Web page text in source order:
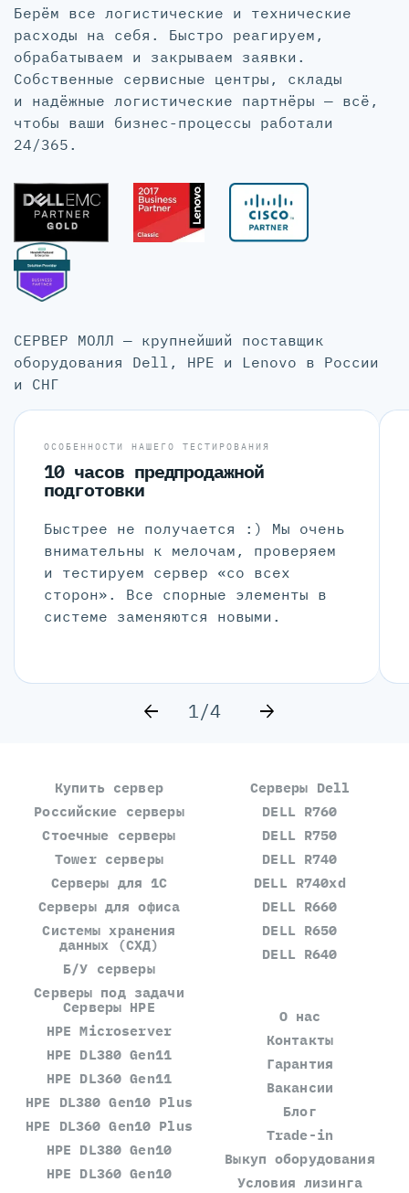
Берём все логистические и технические
расходы на себя. Быстро реагируем,
обрабатываем и закрываем заявки.
Собственные сервисные центры, склады
и надёжные логистические партнёры — всё,
чтобы ваши бизнес-процессы работали
24/365.
СЕРВЕР МОЛЛ — крупнейший поставщик
оборудования Dell, HPE и Lenovo в России
и СНГ
ОСОБЕННОСТИ НАШЕГО ТЕСТИРОВАНИЯ
10 часов предпродажной
подготовки
Быстрее не получается :) Мы очень
внимательны к мелочам, проверяем
и тестируем сервер «со всех
сторон». Все спорные элементы в
системе заменяются новыми.
1/4
Купить сервер
Российские серверы
Стоечные серверы
Tower серверы
Серверы для 1С
Серверы для офиса
Системы хранения
данных (СХД)
Б/У серверы
Серверы под задачи
Серверы Dell
DELL R760
DELL R750
DELL R740
DELL R740xd
DELL R660
DELL R650
DELL R640
Серверы HPE
HPE Microserver
HPE DL380 Gen11
HPE DL360 Gen11
HPE DL380 Gen10 Plus
HPE DL360 Gen10 Plus
HPE DL380 Gen10
HPE DL360 Gen10
О нас
Контакты
Гарантия
Вакансии
Блог
Trade-in
Выкуп оборудования
Условия лизинга